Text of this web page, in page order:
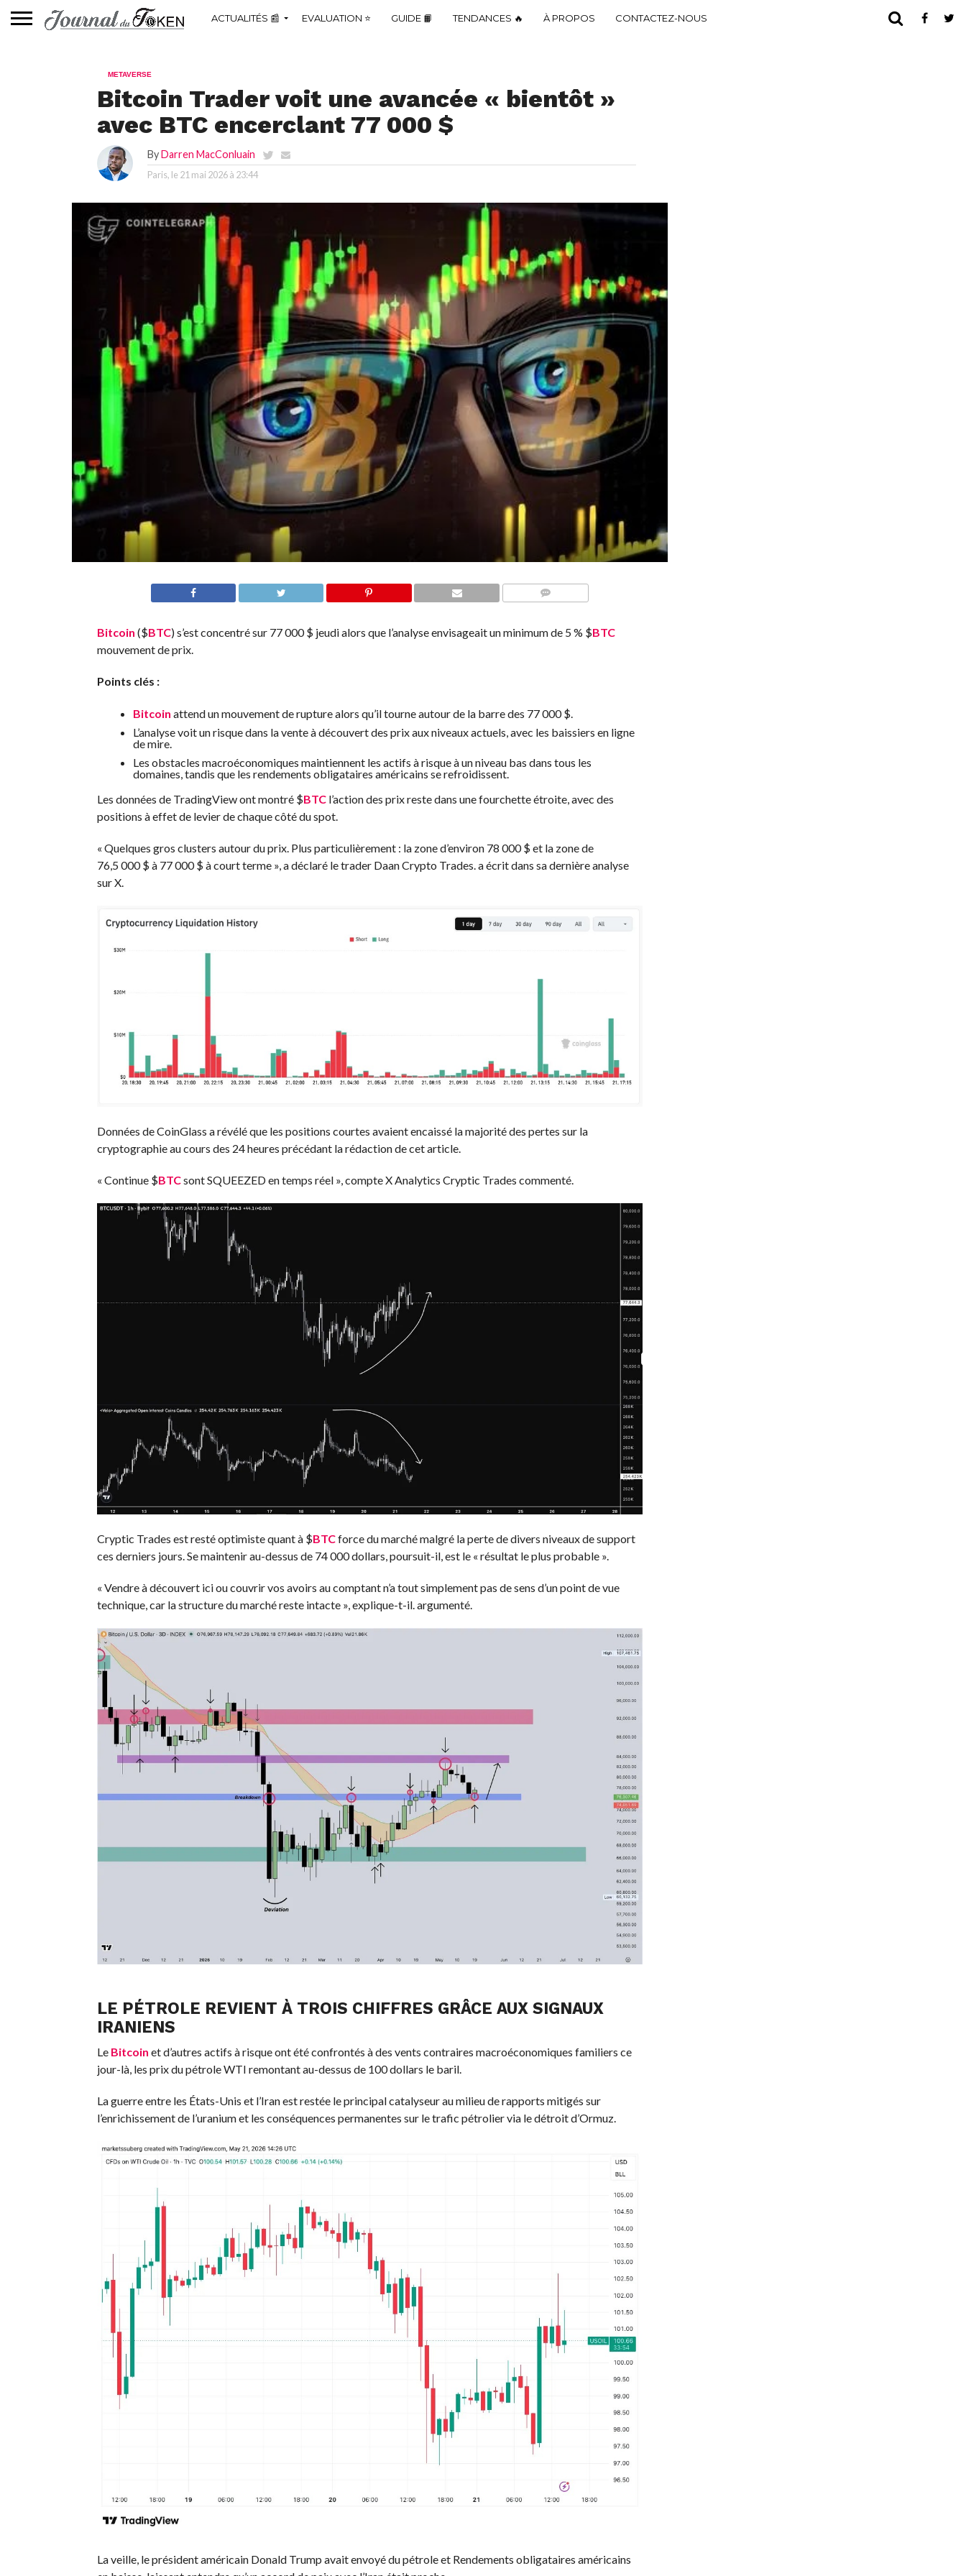
ACTUALITÉS 📰 EVALUATION ⭐ GUIDE 📙 TENDANCES 🔥 À PROPOS CONTACTEZ-NOUS
METAVERSE
Bitcoin Trader voit une avancée « bientôt »
avec BTC encerclant 77 000 $
ByDarren MacConluain
Paris, le 21 mai 2026 à 23:44
Bitcoin ($BTC) s’est concentré sur 77 000 $ jeudi alors que l’analyse envisageait un minimum de 5 % $BTC
mouvement de prix.
Points clés :
Bitcoin attend un mouvement de rupture alors qu’il tourne autour de la barre des 77 000 $.
L’analyse voit un risque dans la vente à découvert des prix aux niveaux actuels, avec les baissiers en ligne
de mire.
Les obstacles macroéconomiques maintiennent les actifs à risque à un niveau bas dans tous les
domaines, tandis que les rendements obligataires américains se refroidissent.
Les données de TradingView ont montré $BTCl’action des prix reste dans une fourchette étroite, avec des
positions à effet de levier de chaque côté du spot.
« Quelques gros clusters autour du prix. Plus particulièrement : la zone d’environ 78 000 $ et la zone de
76,5 000 $ à 77 000 $ à court terme », a déclaré le trader Daan Crypto Trades.a écritdans sa dernière analyse
sur X.
Données deCoinGlass a révélé que les positions courtes avaient encaissé la majorité des pertes sur la
cryptographie au cours des 24 heures précédant la rédaction de cet article.
« Continue $BTCsont SQUEEZED en temps réel », compte X Analytics Cryptic Trades commenté.
Cryptic Trades est resté optimiste quant à $BTCforce du marché malgré la perte de divers niveaux de support
ces derniers jours. Se maintenir au-dessus de 74 000 dollars, poursuit-il, est le « résultat le plus probable ».
« Vendre à découvert ici ou couvrir vos avoirs au comptant n’a tout simplement pas de sens d’un point de vue
technique, car la structure du marché reste intacte », explique-t-il.argumenté.
LE PÉTROLE REVIENT À TROIS CHIFFRES GRÂCE AUX SIGNAUX
IRANIENS
Le Bitcoin et d’autres actifs à risque ont été confrontés à des vents contraires macroéconomiques familiers ce
jour-là, les prix du pétrole WTI remontant au-dessus de 100 dollars le baril.
La guerre entre les États-Unis et l’Iran est restée le principal catalyseur au milieu de rapports mitigés sur
l’enrichissement de l’uranium et les conséquences permanentes sur le trafic pétrolier via le détroit d’Ormuz.
La veille, le président américain Donald Trump avait envoyé du pétrole et Rendements obligataires américains